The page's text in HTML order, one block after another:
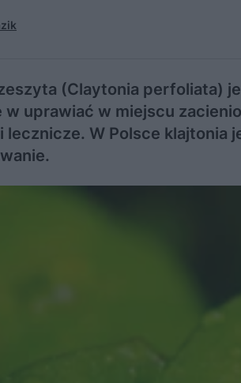
(Claytonia perfoliata)
w uprawiać w miejscu
lecznicze. W Polsce klajtonia